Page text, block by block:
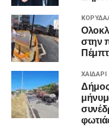
στην
ΧΑΪΔΑΡΙ